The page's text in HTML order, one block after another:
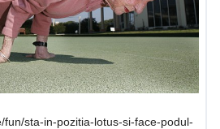
fun/sta-in-pozitia-lotus-si-face-podul-